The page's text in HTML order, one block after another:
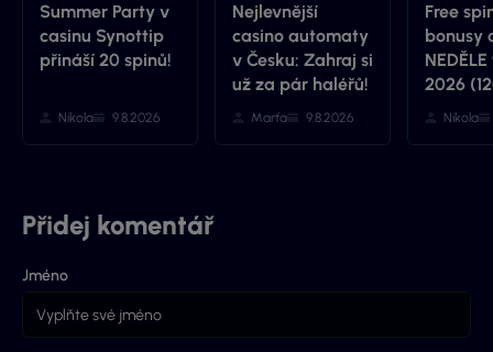
Summer Party v
casinu Synottip
přináší 20 spinů!
Nikola 9.8.2026
Nejlevnější
casino automaty
v Česku: Zahraj si
už za pár haléřů!
Marťa 9.8.2026
Free
bonusy
2026
Nikola
Přidej komentář
Jméno